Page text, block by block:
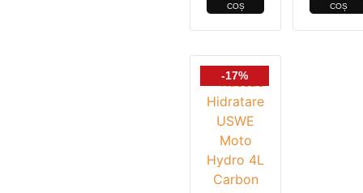
COȘ
COȘ
-17%